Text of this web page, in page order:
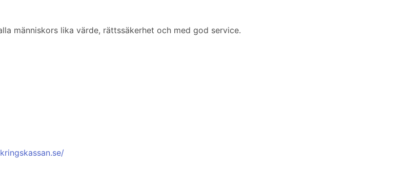
människors lika värde, rättssäkerhet och med god service.